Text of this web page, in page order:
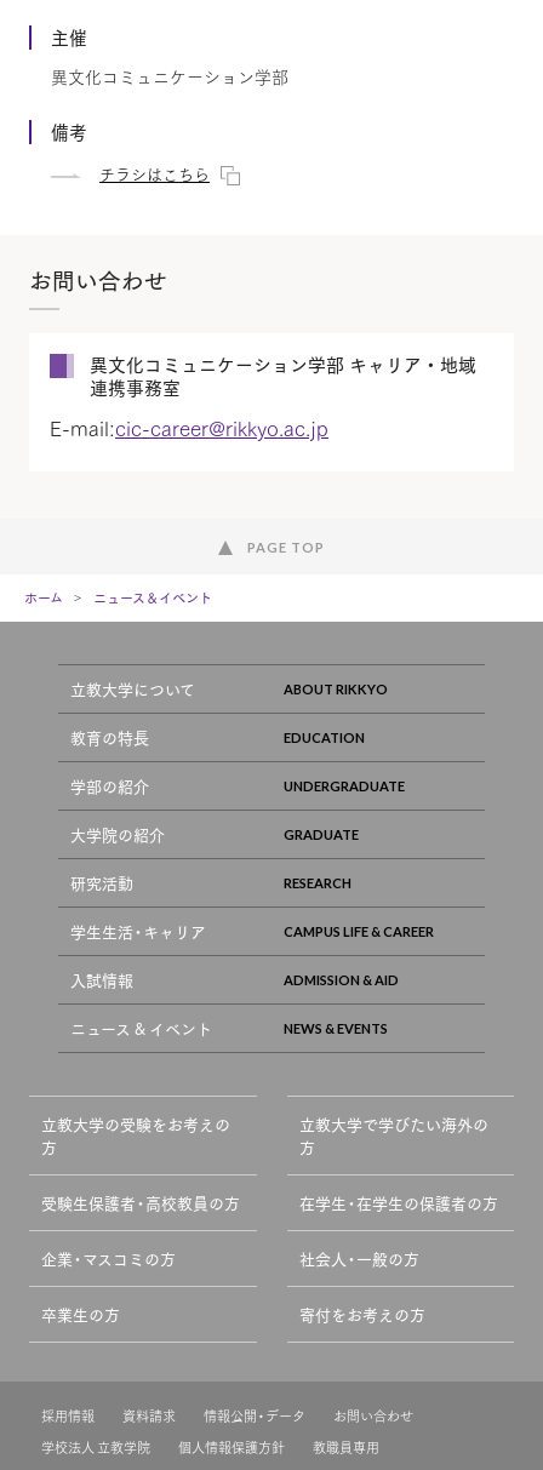
主催
異文化コミュニケーション学部
備考
チラシはこちら
お問い合わせ
異文化コミュニケーション学部 キャリア・地域
連携事務室
E-mail:cic-career@rikkyo.ac.jp
PAGE TOP
ホーム ニュース＆イベント
立教大学について
教育の特長
学部の紹介
大学院の紹介
研究活動
学生生活・キャリア
入試情報
ニュース & イベント
立教大学の受験をお考えの
方
立教大学で学びたい海外の
方
受験生保護者・高校教員の方 在学生・在学生の保護者の方
企業・マスコミの方 社会人・一般の方
卒業生の方 寄付をお考えの方
採用情報 資料請求 情報公開・データ
お問い合わせ
学校法人 立教学院
個人情報保護方針
教職員専用